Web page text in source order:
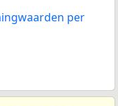
per